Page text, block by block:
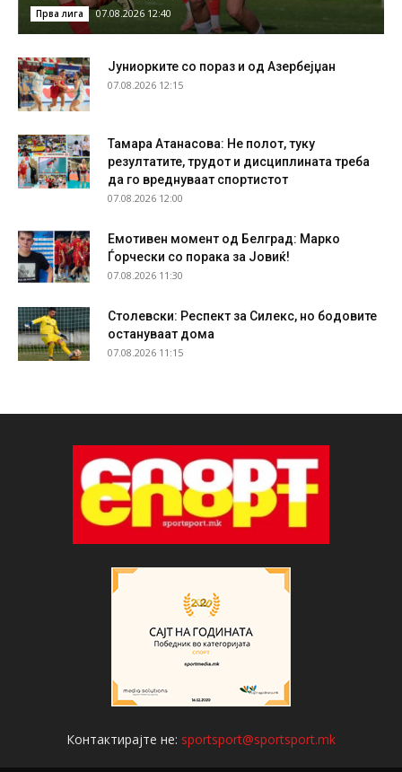
Прва лига 07.08.2026 12:40
Јуниорките со пораз и од Азербејџан
07.08.2026 12:15
Тамара Атанасова: Не полот, туку
резултатите, трудот и дисциплината треба
да го вреднуваат спортистот
07.08.2026 12:00
Емотивен момент од Белград: Марко
Ѓорчески со порака за Јовиќ!
07.08.2026 11:30
Столевски: Респект за Силекс, но бодовите
остануваат дома
07.08.2026 11:15
Контактирајте не: sportsport@sportsport.mk